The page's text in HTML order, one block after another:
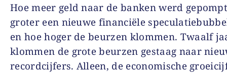
Hoe meer geld naar de banken werd
groter een nieuwe financiële
en hoe hoger de beurzen klommen. Twaalf
klommen de grote beurzen gestaag naar
recordcijfers. Alleen, de economische